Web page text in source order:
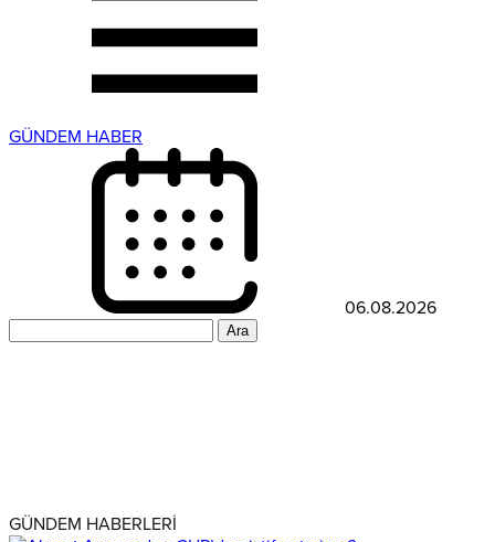
GÜNDEM HABER
06.08.2026
GÜNDEM HABERLERİ